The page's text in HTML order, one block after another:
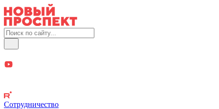
Сотрудничество